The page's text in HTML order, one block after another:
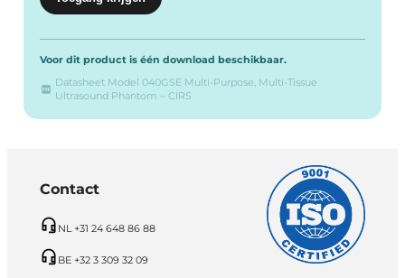
Voor dit product is één download beschikbaar.
Datasheet Model 040GSE Multi-Purpose, Multi-Tissue
Ultrasound Phantom – CIRS
Contact
NL +31 24 648 86 88
BE +32 3 309 32 09